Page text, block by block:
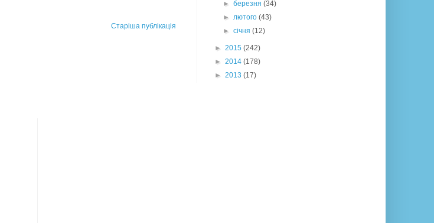
Старіша публікація
►березня(34)
►лютого(43)
►січня(12)
► 2015 (242)
► 2014 (178)
► 2013 (17)